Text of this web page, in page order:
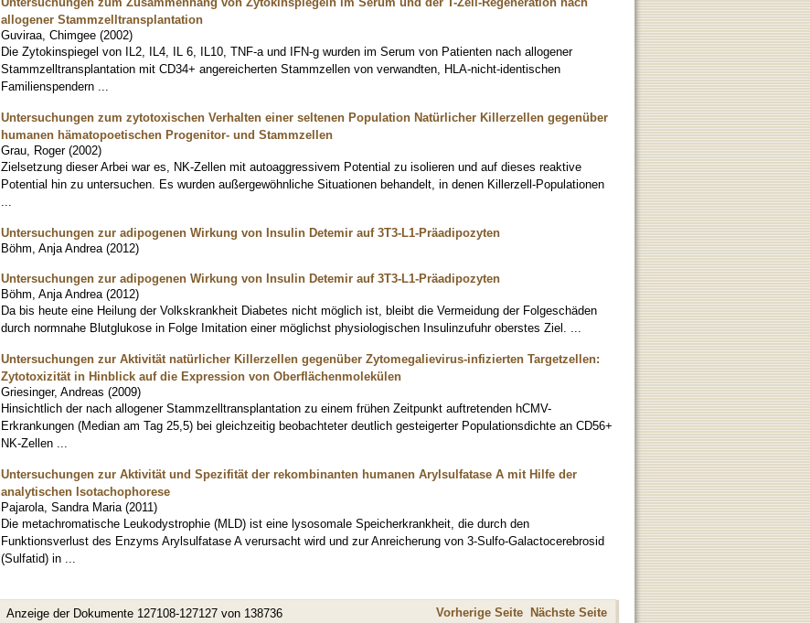
allogener Stammzelltransplantation
Guviraa, Chimgee (2002)
Die Zytokinspiegel von IL2, IL4, IL 6, IL10, TNF-a und IFN-g wurden im Serum von Patienten nach allogener
Stammzelltransplantation mit CD34+ angereicherten Stammzellen von verwandten, HLA-nicht-identischen
Familienspendern ...
Untersuchungen zum zytotoxischen Verhalten einer seltenen Population Natürlicher Killerzellen gegenüber
humanen hämatopoetischen Progenitor- und Stammzellen
Grau, Roger (2002)
Zielsetzung dieser Arbei war es, NK-Zellen mit autoaggressivem Potential zu isolieren und auf dieses reaktive
Potential hin zu untersuchen. Es wurden außergewöhnliche Situationen behandelt, in denen Killerzell-Populationen
Untersuchungen zur adipogenen Wirkung von Insulin Detemir auf 3T3-L1-Präadipozyten
Böhm, Anja Andrea (2012)
Untersuchungen zur adipogenen Wirkung von Insulin Detemir auf 3T3-L1-Präadipozyten
Böhm, Anja Andrea (2012)
Da bis heute eine Heilung der Volkskrankheit Diabetes nicht möglich ist, bleibt die Vermeidung der Folgeschäden
durch normnahe Blutglukose in Folge Imitation einer möglichst physiologischen Insulinzufuhr oberstes Ziel. ...
Untersuchungen zur Aktivität natürlicher Killerzellen gegenüber Zytomegalievirus-infizierten Targetzellen:
Zytotoxizität in Hinblick auf die Expression von Oberflächenmolekülen
Griesinger, Andreas (2009)
Hinsichtlich der nach allogener Stammzelltransplantation zu einem frühen Zeitpunkt auftretenden hCMV-
Erkrankungen (Median am Tag 25,5) bei gleichzeitig beobachteter deutlich gesteigerter Populationsdichte an CD56+
NK-Zellen ...
Untersuchungen zur Aktivität und Spezifität der rekombinanten humanen Arylsulfatase A mit Hilfe der
analytischen Isotachophorese
Pajarola, Sandra Maria (2011)
Die metachromatische Leukodystrophie (MLD) ist eine lysosomale Speicherkrankheit, die durch den
Funktionsverlust des Enzyms Arylsulfatase A verursacht wird und zur Anreicherung von 3-Sulfo-Galactocerebrosid
(Sulfatid) in ...
Anzeige der Dokumente 127108-127127 von 138736 Vorherige Seite Nächste Seite